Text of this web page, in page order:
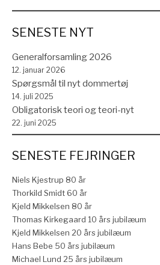
SENESTE NYT
Generalforsamling 2026
12. januar 2026
Spørgsmål til nyt dommertøj
14. juli 2025
Obligatorisk teori og teori-nyt
22. juni 2025
SENESTE FEJRINGER
Niels Kjestrup 80 år
Thorkild Smidt 60 år
Kjeld Mikkelsen 80 år
Thomas Kirkegaard 10 års jubilæum
Kjeld Mikkelsen 20 års jubilæum
Hans Bebe 50 års jubilæum
Michael Lund 25 års jubilæum